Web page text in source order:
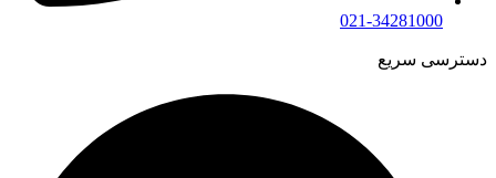
021-34281000
دسترسی سریع